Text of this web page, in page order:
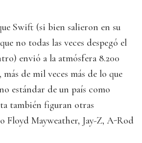
Swift (si bien salieron en su
no todas las veces despegó el
envió a la atmósfera 8.200
de mil veces más de lo que
estándar de un país como
también figuran otras
Floyd Mayweather, Jay-Z, A-Rod